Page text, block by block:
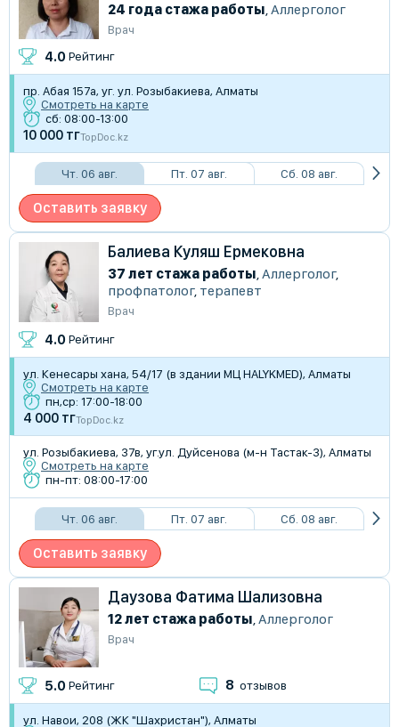
24 года стажа работы,Аллерголог
Врач
4.0 Рейтинг
пр. Абая 157а, уг. ул. Розыбакиева, Алматы
Смотреть на карте
сб: 08:00-13:00
10 000 тгTopDoc.kz
Чт. 06 авг. Пт. 07 авг. Сб. 08 авг.
Оставить заявку
Балиева Куляш Ермековна
37 лет стажа работы,Аллерголог,
профпатолог, терапевт
Врач
4.0 Рейтинг
​ул. Кенесары хана, 54/17 (в здании МЦ HALYKMED), Алматы
Смотреть на карте
пн,ср: 17:00-18:00
4 000 тгTopDoc.kz
​ул. Розыбакиева, 37в, уг.ул. Дуйсенова (м-н Тастак-3), Алматы
Смотреть на карте
пн-пт: 08:00-17:00
Чт. 06 авг. Пт. 07 авг. Сб. 08 авг.
Оставить заявку
Даузова Фатима Шализовна
12 лет стажа работы,Аллерголог
Врач
5.0 Рейтинг 8 отзывов
ул. Навои, 208 (ЖК "Шахристан"), Алматы